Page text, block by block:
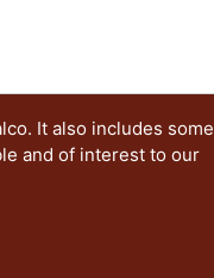
en tercer
protesta del
It also includes some
and of interest to our